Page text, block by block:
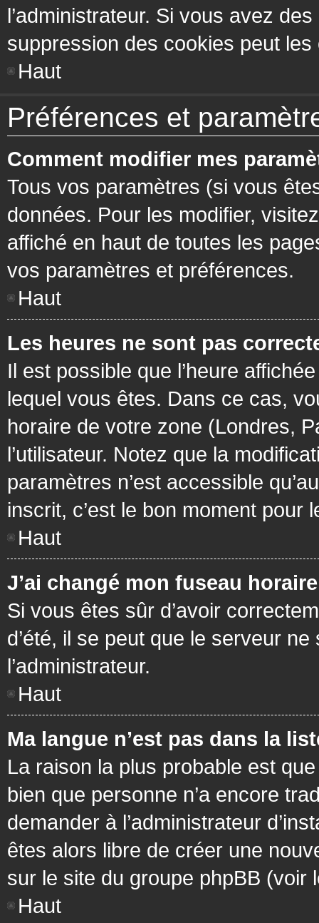
l’administrateur. Si vous avez
suppression des cookies peut les
Haut
Préférences et
Comment modifier mes
Tous vos paramètres (si vous
données. Pour les modifier,
affiché en haut de toutes les
vos paramètres et préférences.
Haut
Les heures ne sont pas
Il est possible que l’heure
lequel vous êtes. Dans ce cas,
horaire de votre zone (Londres,
l’utilisateur. Notez que la
paramètres n’est accessible
inscrit, c’est le bon moment pour
Haut
J’ai changé mon fuseau
Si vous êtes sûr d’avoir
d’été, il se peut que le serveur
l’administrateur.
Haut
Ma langue n’est pas dans la
La raison la plus probable est
bien que personne n’a encore
demander à l’administrateur
êtes alors libre de créer une
sur le site du groupe phpBB (voir
Haut